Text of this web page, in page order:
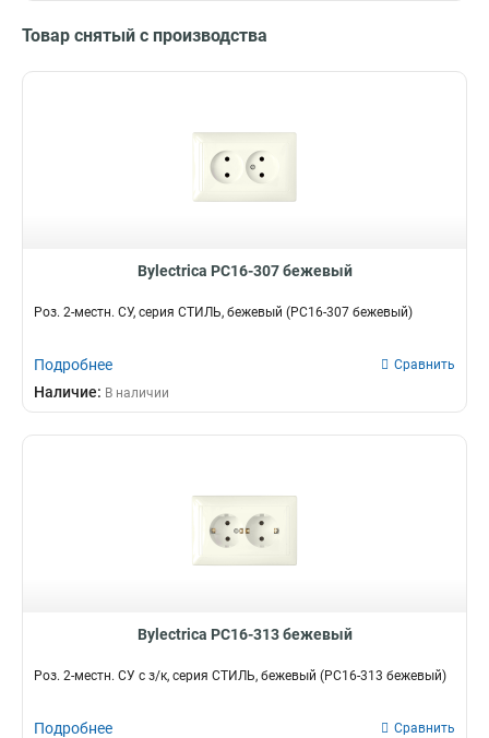
Товар снятый с производства
Bylectrica РС16-307 бежевый
Роз. 2-местн. СУ, серия СТИЛЬ, бежевый (РС16-307 бежевый)
Подробнее Сравнить
Наличие: В наличии
Bylectrica РС16-313 бежевый
Роз. 2-местн. СУ с з/к, серия СТИЛЬ, бежевый (РС16-313 бежевый)
Подробнее Сравнить